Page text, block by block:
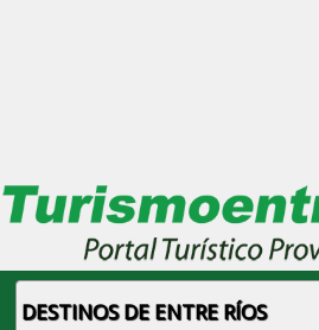
DESTINOS DE ENTRE RÍOS